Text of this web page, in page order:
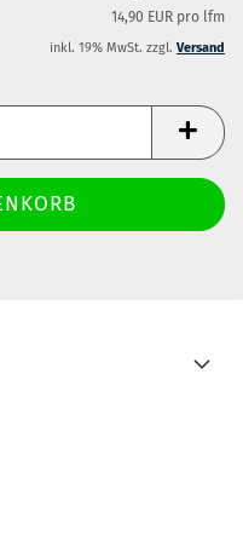
14,90 EUR pro lfm
inkl. 19% MwSt. zzgl. Versand